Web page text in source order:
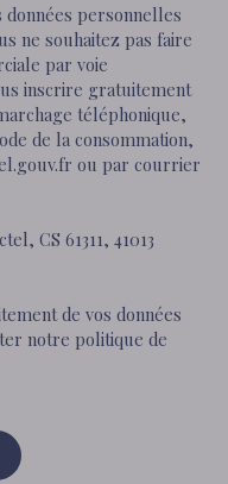
données personnelles
ne souhaitez pas faire
par voie
inscrire gratuitement
téléphonique,
de la consommation,
ou par courrier
CS 61311, 41013
de vos données
notre politique de